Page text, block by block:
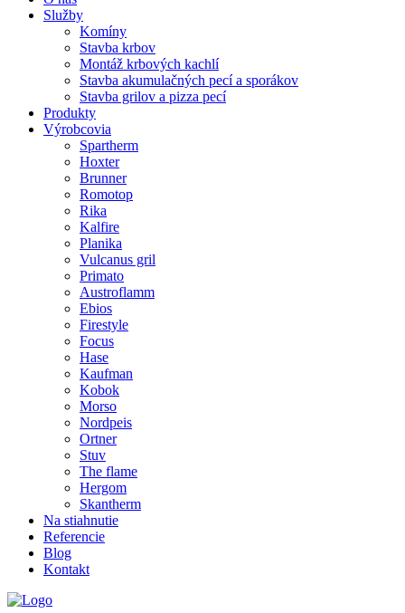
Služby
Komíny
Stavba krbov
Montáž krbových kachlí
Stavba akumulačných pecí a sporákov
Stavba grilov a pizza pecí
Produkty
Výrobcovia
Spartherm
Hoxter
Brunner
Romotop
Rika
Kalfire
Planika
Vulcanus gril
Primato
Austroflamm
Ebios
Firestyle
Focus
Hase
Kaufman
Kobok
Morso
Nordpeis
Ortner
Stuv
The flame
Hergom
Skantherm
Na stiahnutie
Referencie
Blog
Kontakt